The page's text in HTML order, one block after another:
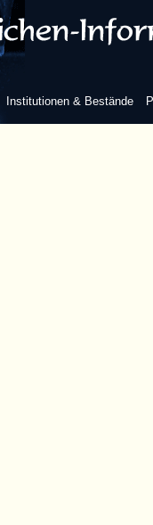
Institutionen & Bestände